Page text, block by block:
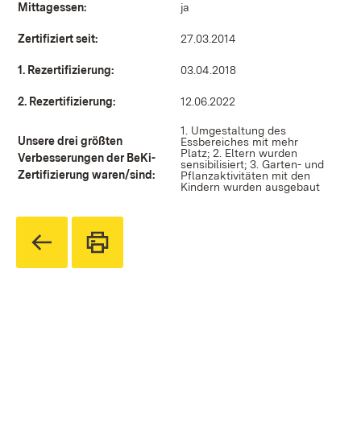
Mittagessen: ja
Zertifiziert seit: 27.03.2014
1. Rezertifizierung: 03.04.2018
2. Rezertifizierung: 12.06.2022
Unsere drei größten
Verbesserungen der BeKi-
Zertifizierung waren/sind:
1. Umgestaltung des
Essbereiches mit mehr
Platz; 2. Eltern wurden
sensibilisiert; 3. Garten- und
Pflanzaktivitäten mit den
Kindern wurden ausgebaut